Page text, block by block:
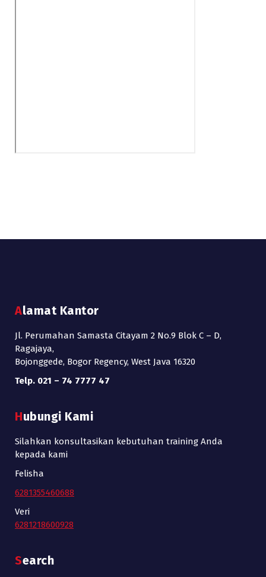
Alamat Kantor
Jl. Perumahan Samasta Citayam 2 No.9 Blok C – D,
Ragajaya,
Bojonggede, Bogor Regency, West Java 16320
Telp. 021 – 74 7777 47
Hubungi Kami
Silahkan konsultasikan kebutuhan training Anda
kepada kami
Felisha
6281355460688
Veri
6281218600928
Search